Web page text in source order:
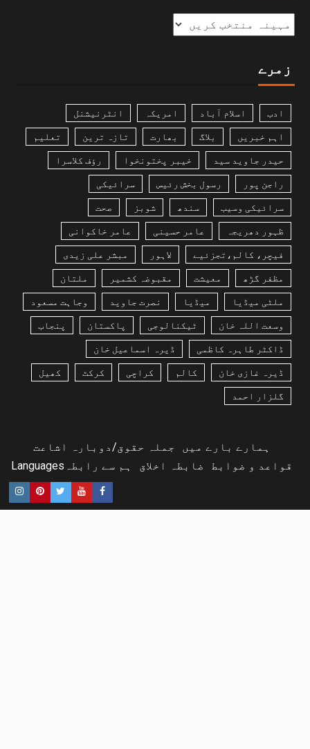
زمرے
ادب اسلام آباد امریکہ انٹرنیشنل
اہم خبریں بلاگ بھارت تازہ ترین تعلیم
حیدر جاوید سید خیبر پختونخوا رؤف کلاسرا
راجن پور رسول بخش رئیس سرائیکی
سرائیکی وسیب سندھ شوبز صحت
ظہور دھریجہ عامر حسینی عامر خاکوانی
فیچر، کالم،تجزئیے لاہور مبشر علی زیدی
مظفر گڑھ معیشت مقبوضہ کشمیر ملتان
ملٹی میڈیا میڈیا نصرت جاوید وجاہت مسعود
وسعت اللہ خان ٹیکنالوجی پاکستان پنجاب
ڈاکٹر طاہرہ کاظمی ڈیرہ اسماعیل خان
ڈیرہ غازی خان کالم کراچی کرکٹ کھیل
گلزار احمد
ہمارے بارے میں
جملہ حقوق/دوبارہ اشاعت
قواعد و ضوابط
ضابطہ اخلاق ہم سے رابطہ Languages